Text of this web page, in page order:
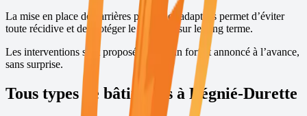
La mise en place de barrières physiques adaptées permet d’éviter
toute récidive et de protéger le bâtiment sur le long terme.
Les interventions sont proposées avec un forfait annoncé à l’avance,
sans surprise.
Tous types de bâtiments à Régnié-Durette